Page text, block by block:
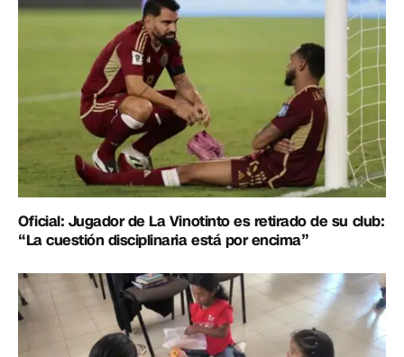
Oficial: Jugador de La Vinotinto es retirado de su club:
“La cuestión disciplinaria está por encima”